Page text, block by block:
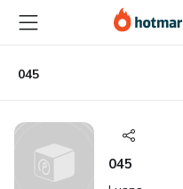
para
conteúdo
principal
para
pagamento
para
rodapé
045
045